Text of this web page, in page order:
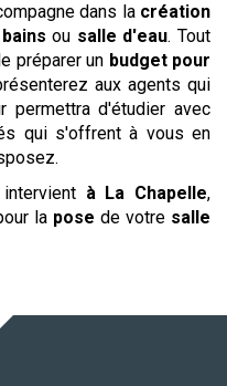
dans la création
ou salle d'eau. Tout
préparer un budget pour
aux agents qui
permettra d'étudier avec
qui s'offrent à vous en
intervient à La Chapelle,
la pose de votre salle